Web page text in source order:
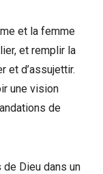
et la femme
et remplir la
et d’assujettir.
une vision
de
Dieu dans un